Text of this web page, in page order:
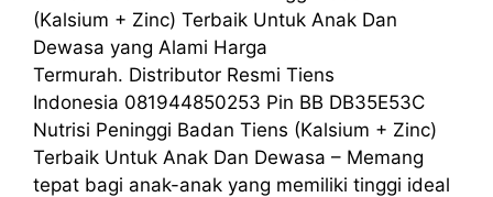
(Kalsium + Zinc) Terbaik Untuk Anak Dan
Dewasa yang Alami Harga
Termurah. Distributor Resmi Tiens
Indonesia 081944850253 Pin BB DB35E53C
Nutrisi Peninggi Badan Tiens (Kalsium + Zinc)
Terbaik Untuk Anak Dan Dewasa – Memang
tepat bagi anak-anak yang memiliki tinggi ideal